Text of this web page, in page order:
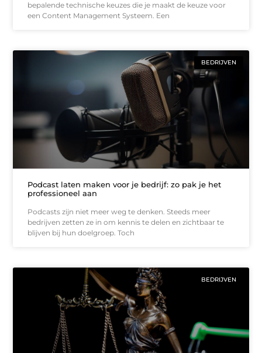
bepalende technische keuzes die je maakt de keuze voor
een Content Management Systeem. Een
BEDRIJVEN
Podcast laten maken voor je bedrijf: zo pak je het
professioneel aan
Podcasts zijn niet meer weg te denken. Steeds meer
bedrijven zetten ze in om kennis te delen en zichtbaar te
blijven bij hun doelgroep. Toch
BEDRIJVEN